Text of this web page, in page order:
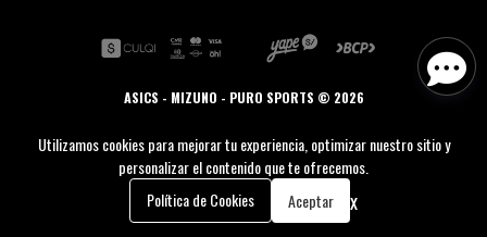
ASICS - MIZUNO - PURO SPORTS © 2026
0
Utilizamos cookies para mejorar tu experiencia, optimizar nuestro sitio y
personalizar el contenido que te ofrecemos.
Política de Cookies
Aceptar x